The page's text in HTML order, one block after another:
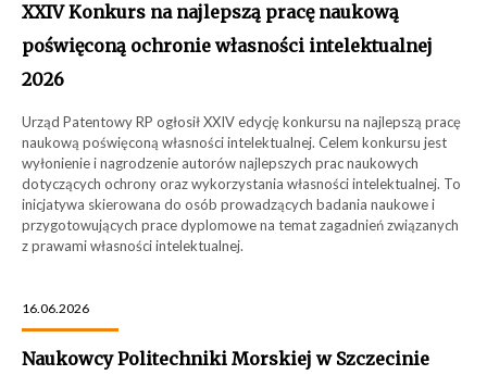
XXIV Konkurs na najlepszą pracę naukową
poświęconą ochronie własności intelektualnej
2026
Urząd Patentowy RP ogłosił XXIV edycję konkursu na najlepszą pracę
naukową poświęconą własności intelektualnej. Celem konkursu jest
wyłonienie i nagrodzenie autorów najlepszych prac naukowych
dotyczących ochrony oraz wykorzystania własności intelektualnej. To
inicjatywa skierowana do osób prowadzących badania naukowe i
przygotowujących prace dyplomowe na temat zagadnień związanych
z prawami własności intelektualnej.
16.06.2026
Naukowcy Politechniki Morskiej w Szczecinie